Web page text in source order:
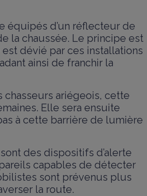
équipés d’un réflecteur de
la chaussée. Le principe est
dévié par ces installations
ainsi de franchir la
ariégeois, cette
Elle sera ensuite
à cette barrière de lumière
des dispositifs d’alerte
capables de détecter
sont prévenus plus
la route.